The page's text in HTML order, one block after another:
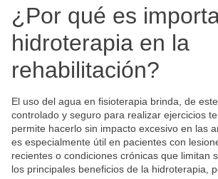
¿Por qué es
hidroterapia en la
rehabilitación?
El uso del agua en fisioterapia brinda, de
controlado y seguro para realizar ejercicios
permite hacerlo sin impacto excesivo en las
es especialmente útil en pacientes con
recientes o condiciones crónicas que limitan
los principales beneficios de la hidroterapia,